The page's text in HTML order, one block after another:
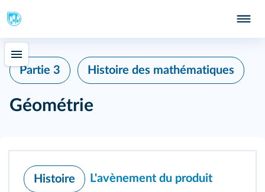
Partie 3 Histoire des mathématiques
Géométrie
Histoire
L'avènement du produit